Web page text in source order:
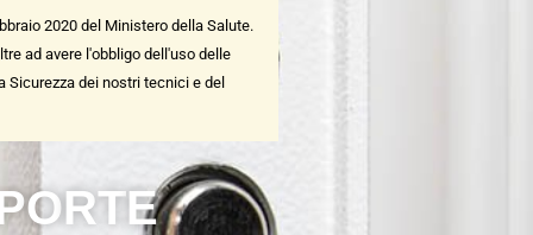
2020 del Ministero della Salute.
ad avere l'obbligo dell'uso delle
dei nostri tecnici e del
ORTE